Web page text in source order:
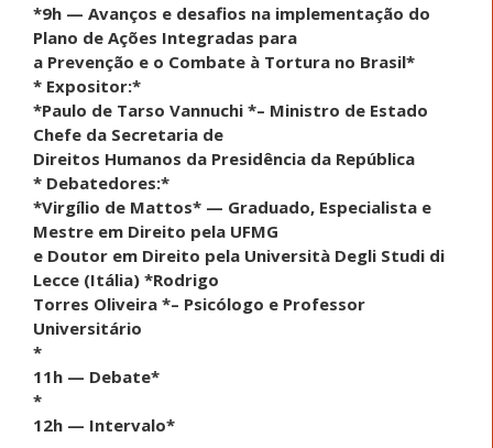
*9h — Avanços e desafios na implementação do
Plano de Ações Integradas para
a Prevenção e o Combate à Tortura no Brasil*
* Expositor:*
*Paulo de Tarso Vannuchi *– Ministro de Estado
Chefe da Secretaria de
Direitos Humanos da Presidência da República
* Debatedores:*
*Virgílio de Mattos* — Graduado, Especialista e
Mestre em Direito pela UFMG
e Doutor em Direito pela Università Degli Studi di
Lecce (Itália) *Rodrigo
Torres Oliveira *– Psicólogo e Professor
Universitário
*
11h — Debate*
*
12h — Intervalo*